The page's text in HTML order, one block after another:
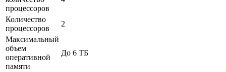
процессоров
Количество
процессоров
2
Максимальный
объем
оперативной
памяти
До 6 ТБ